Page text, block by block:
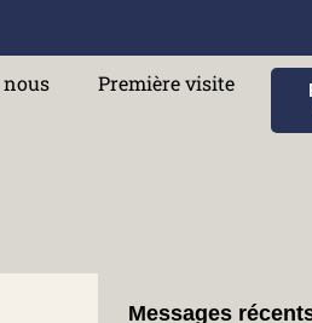
nous Première visite
Messages